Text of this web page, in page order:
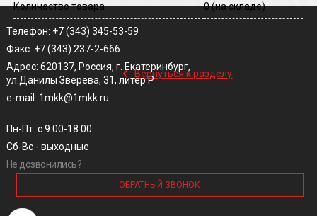
Количество товара 0(на складе)
‹ Вернуться к разделу
Телефон: +7 (343) 345-53-59
Факс: +7 (343) 237-2-666
Адрес: 620137, Россия, г. Екатеринбург,
ул.Данилы Зверева, 31, литер Р
e-mail: 1mkk@1mkk.ru
Пн-Пт: с 9:00-18:00
Сб-Вс - выходные
Не дозвонились?
ОБРАТНЫЙ ЗВОНОК